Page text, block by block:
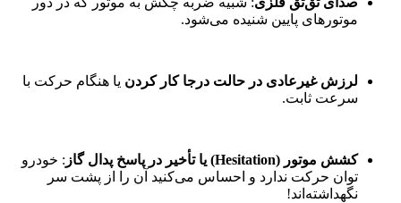
موتورهای پایین شنیده می‌شود.
لرزش غیرعادی در حالت درجا کار کردن یا هنگام حرکت با
سرعت ثابت.
کشش موتور (Hesitation) یا تأخیر در پاسخ پدال گاز
: خودرو
توان حرکت ندارد و احساس می‌کنید آن را از پشت سر
نگهداشته‌اند!